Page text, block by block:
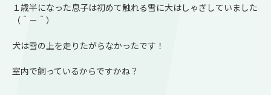
１歳半になった息子は初めて触れる雪に大はしゃぎしていました
（＾－＾）
犬は雪の上を走りたがらなかったです！
室内で飼っているからですかね？